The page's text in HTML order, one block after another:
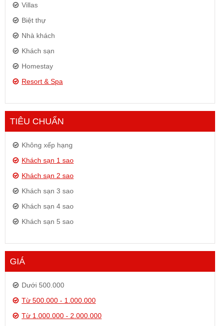
Villas
Biệt thự
Nhà khách
Khách sạn
Homestay
Resort & Spa
TIÊU CHUẨN
Không xếp hạng
Khách sạn 1 sao
Khách sạn 2 sao
Khách sạn 3 sao
Khách sạn 4 sao
Khách sạn 5 sao
GIÁ
Dưới 500.000
Từ 500.000 - 1.000.000
Từ 1.000.000 - 2.000.000